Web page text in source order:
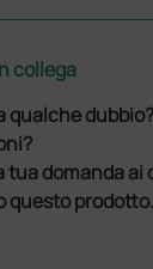
collega
qualche
tua domanda ai
questo prodotto.